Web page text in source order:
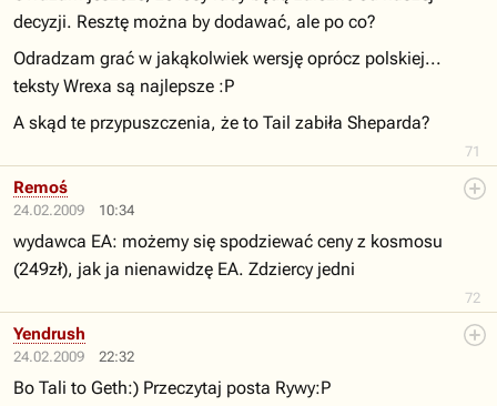
71
decyzji. Resztę można by dodawać, ale po co?
Odradzam grać w jakąkolwiek wersję oprócz polskiej...
teksty Wrexa są najlepsze :P
A skąd te przypuszczenia, że to Tail zabiła Sheparda?
24.02.2009 10:34
72
Remoś
wydawca EA: możemy się spodziewać ceny z kosmosu
(249zł), jak ja nienawidzę EA. Zdziercy jedni
24.02.2009 22:32
Yendrush
Bo Tali to Geth:) Przeczytaj posta Rywy:P